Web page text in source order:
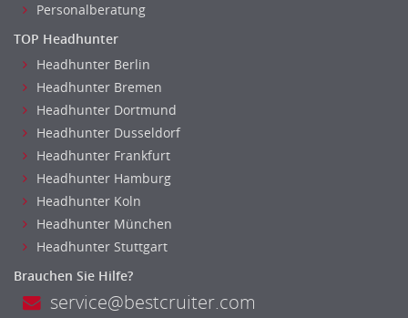
Personalberatung
TOP Headhunter
Headhunter Berlin
Headhunter Bremen
Headhunter Dortmund
Headhunter Dusseldorf
Headhunter Frankfurt
Headhunter Hamburg
Headhunter Koln
Headhunter München
Headhunter Stuttgart
Brauchen Sie Hilfe?
service@bestcruiter.com